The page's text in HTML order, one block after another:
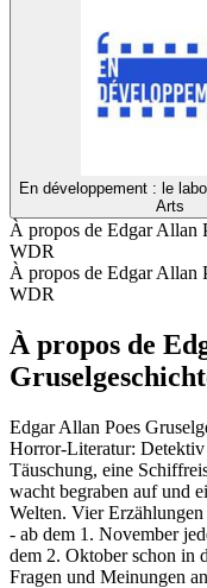
En développement : le
Arts
À propos de Edgar Allan
WDR
À propos de Edgar Allan
WDR
À propos de
Edgar Allan Poes
Horror-Literatur:
Täuschung, eine
wacht begraben auf und
Welten. Vier
- ab dem 1. November
dem 2. Oktober schon in
Fragen und Meinungen